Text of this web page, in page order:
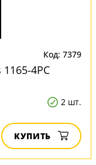
Код: 7379
4PC
2 шт.
КУПИТЬ